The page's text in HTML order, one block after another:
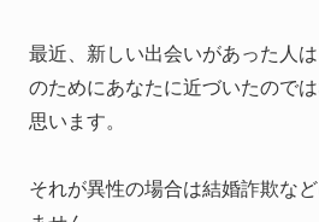
最近、新しい出会いがあった人
のためにあなたに近づいたので
思います。
それが異性の場合は結婚詐欺な